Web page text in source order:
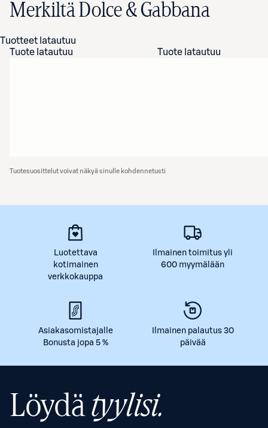
Merkiltä Dolce & Gabbana
Tuotteet latautuu
Tuote latautuu
Tuote latautuu
Tuotesuosittelut voivat näkyä sinulle kohdennetusti
Luotettava
kotimainen
verkkokauppa
Ilmainen toimitus yli
600 myymälään
Asiakasomistajalle
Bonusta jopa 5 %
Ilmainen palautus 30
päivää
Löydätyylisi.